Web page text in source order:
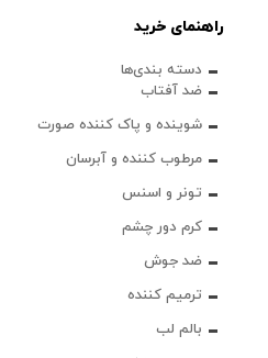
راهنمای خرید
دسته بندی‌ها
ضد آفتاب
شوینده و پاک‌ کننده صورت
مرطوب کننده و آبرسان
تونر و اسنس
کرم دور چشم
ضد جوش
ترمیم کننده
بالم لب